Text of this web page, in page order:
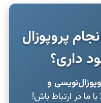
پروپوزال
داری؟
و
ما در ارتباط باش!